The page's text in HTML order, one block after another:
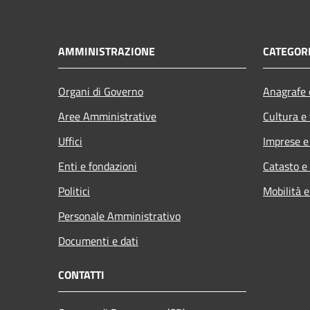
AMMINISTRAZIONE
Organi di Governo
Aree Amministrative
Uffici
Enti e fondazioni
Politici
Personale Amministrativo
Documenti e dati
Cultura
Imprese
Catasto
Mobilità
CONTATTI